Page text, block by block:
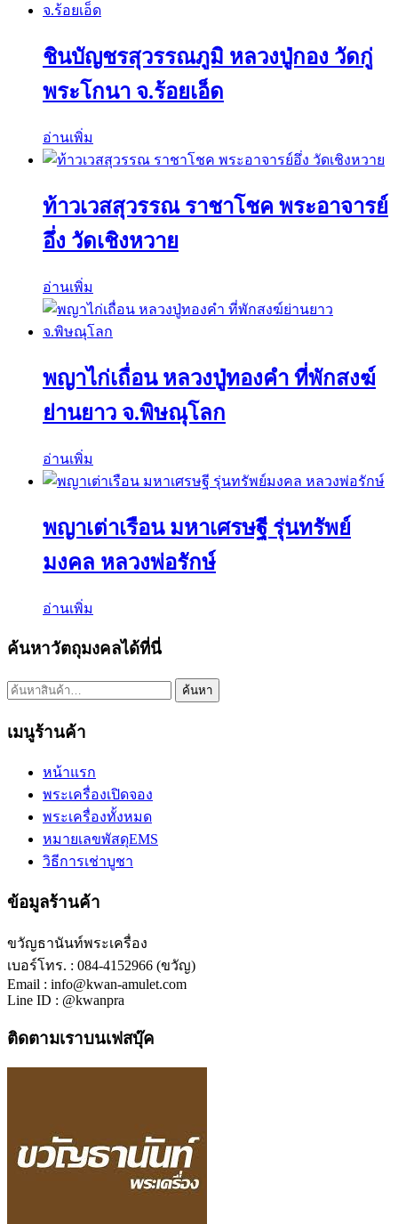
ชินบัญชรสุวรรณภูมิ หลวงปู่กอง วัดกู่
พระโกนา จ.ร้อยเอ็ด
อ่านเพิ่ม
ท้าวเวสสุวรรณ ราชาโชค พระอาจารย์
อึ่ง วัดเชิงหวาย
อ่านเพิ่ม
พญาไก่เถื่อน หลวงปู่ทองคำ ที่พักสงฆ์
ย่านยาว จ.พิษณุโลก
อ่านเพิ่ม
พญาเต่าเรือน มหาเศรษฐี รุ่นทรัพย์
มงคล หลวงพ่อรักษ์
อ่านเพิ่ม
ค้นหาวัตถุมงคลได้ที่นี่
ค้นหา: ค้นหา
เมนูร้านค้า
หน้าแรก
พระเครื่องเปิดจอง
พระเครื่องทั้งหมด
หมายเลขพัสดุEMS
วิธีการเช่าบูชา
ข้อมูลร้านค้า
ขวัญธานันท์พระเครื่อง
เบอร์โทร. : 084-4152966 (ขวัญ)
Email : info@kwan-amulet.com
Line ID : @kwanpra
ติดตามเราบนเฟสบุ๊ค